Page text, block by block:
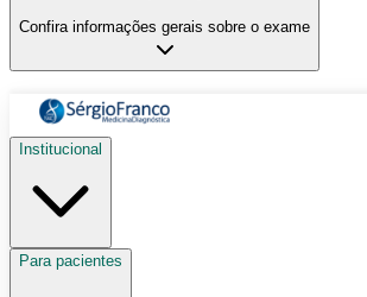
Confira informações gerais sobre o exame
Institucional
Para pacientes